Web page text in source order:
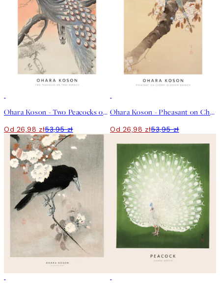
Ohara Koson - Two Peacocks on Tree Branch Plakat
Od 26,98 zł53,95 zł
Ohara Koson - Pheasant on Cherry Blossom Branch Plakat
Od 26,98 zł53,95 zł